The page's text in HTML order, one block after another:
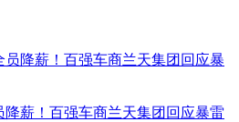
降薪！百强车商兰天集团回应暴雷